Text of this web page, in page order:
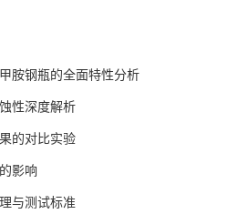
胺钢瓶的全面特性分析
性深度解析
的对比实验
影响
与测试标准